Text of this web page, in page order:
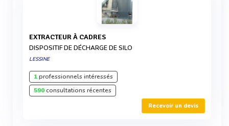
EXTRACTEUR À CADRES
DISPOSITIF DE DÉCHARGE DE SILO
LESSINE
1professionnels intéressés
590consultations récentes
Recevoir un devis